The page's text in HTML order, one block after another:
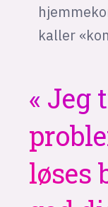
kaller
Jeg
løses